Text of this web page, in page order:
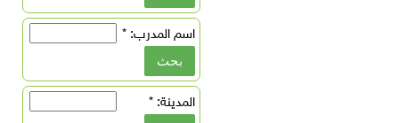
اسم المدرب: *
المدينة: *